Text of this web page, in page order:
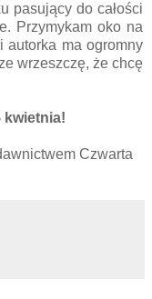
pasujący do całości
Przymykam oko na
autorka ma ogromny
wrzeszczę, że chcę
kwietnia!
Czwarta